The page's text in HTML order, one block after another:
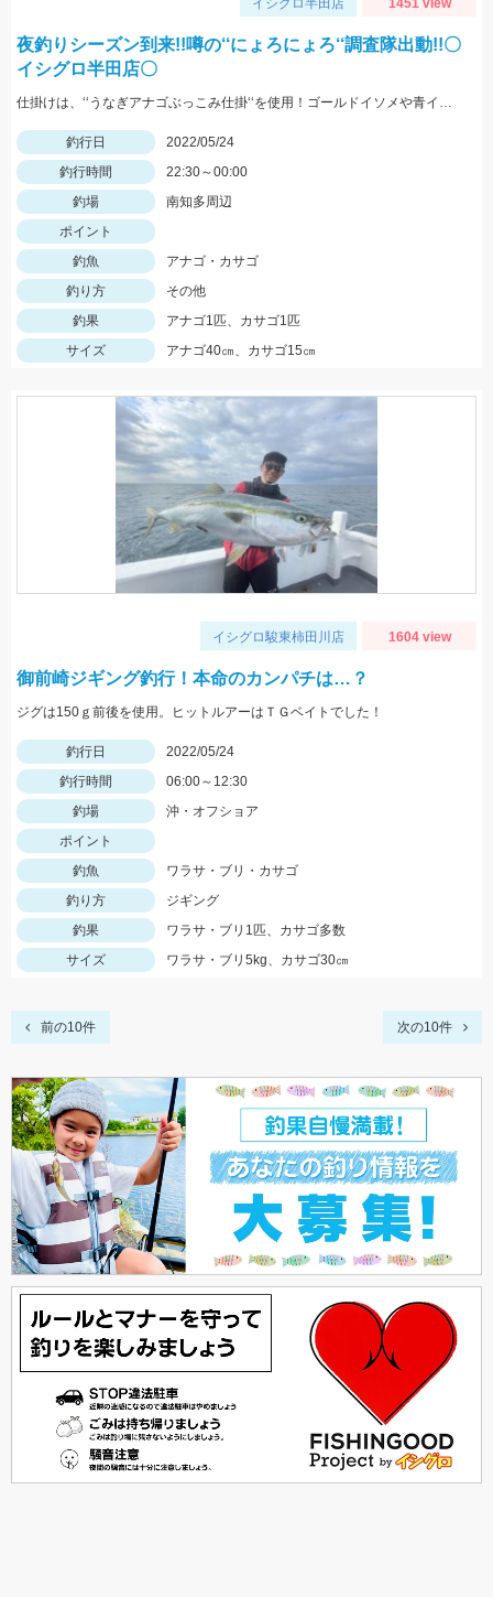
イシグロ半田店 1451 view
夜釣りシーズン到来!!噂の‘‘にょろにょろ‘‘調査隊出動!!〇
イシグロ半田店〇
仕掛けは、‘‘うなぎアナゴぶっこみ仕掛‘‘を使用！ゴールドイソメや青イソメの房掛けがオススメ‼
釣行日
2022/05/24
釣行時間
22:30～00:00
釣場
南知多周辺
ポイント
釣魚
アナゴ・カサゴ
釣り方
その他
釣果
アナゴ1匹、カサゴ1匹
サイズ
アナゴ40㎝、カサゴ15㎝
イシグロ駿東柿田川店 1604 view
御前崎ジギング釣行！本命のカンパチは…？
ジグは150ｇ前後を使用。ヒットルアーはＴＧベイトでした！
釣行日
2022/05/24
釣行時間
06:00～12:30
釣場
沖・オフショア
ポイント
釣魚
ワラサ・ブリ・カサゴ
釣り方
ジギング
釣果
ワラサ・ブリ1匹、カサゴ多数
サイズ
ワラサ・ブリ5kg、カサゴ30㎝
前の10件 次の10件